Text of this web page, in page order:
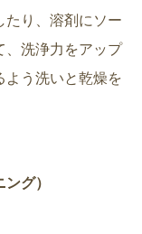
たり、溶剤にソー
、洗浄力をアップ
よう洗いと乾燥を
グ）